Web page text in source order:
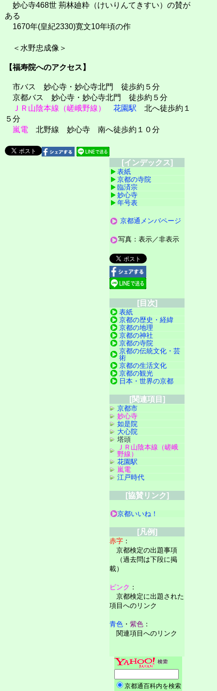
妙心寺468世 荊林廸粋（けいりんてきすい）の賛が
ある
1670年(皇紀2330)寛文10年頃の作
＜水野忠成像＞
【福寿院へのアクセス】
市バス 妙心寺・妙心寺北門 徒歩約５分
京都バス 妙心寺・妙心寺北門 徒歩約５分
ＪＲ山陰本線（嵯峨野線）
花園駅 北へ徒歩約１
５分
嵐電 北野線 妙心寺 南へ徒歩約１０分
[インデックス]
表紙
京都の寺院
臨済宗
妙心寺
年号表
京都通メンバページ
写真：表示／非表示
[目次]
表紙
京都の歴史・経緯
京都の地理
京都の神社
京都の寺院
京都の伝統文化・芸
術
京都の生活文化
京都の観光
日本・世界の京都
[関連項目]
京都市
妙心寺
如是院
大心院
塔頭
ＪＲ山陰本線（嵯峨
野線）
花園駅
嵐電
江戸時代
[協賛リンク]
京都いいね！
[凡例]
赤字 ：
京都検定の出題事項
（過去問は下段に掲
載）
ピンク ：
京都検定に出題された
項目へのリンク
青色 ・ 紫色 ：
関連項目へのリンク